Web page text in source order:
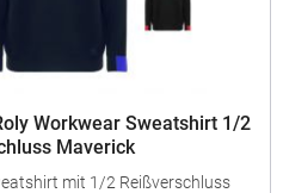
Workwear Sweatshirt 1/2
Maverick
mit 1/2 Reißverschluss